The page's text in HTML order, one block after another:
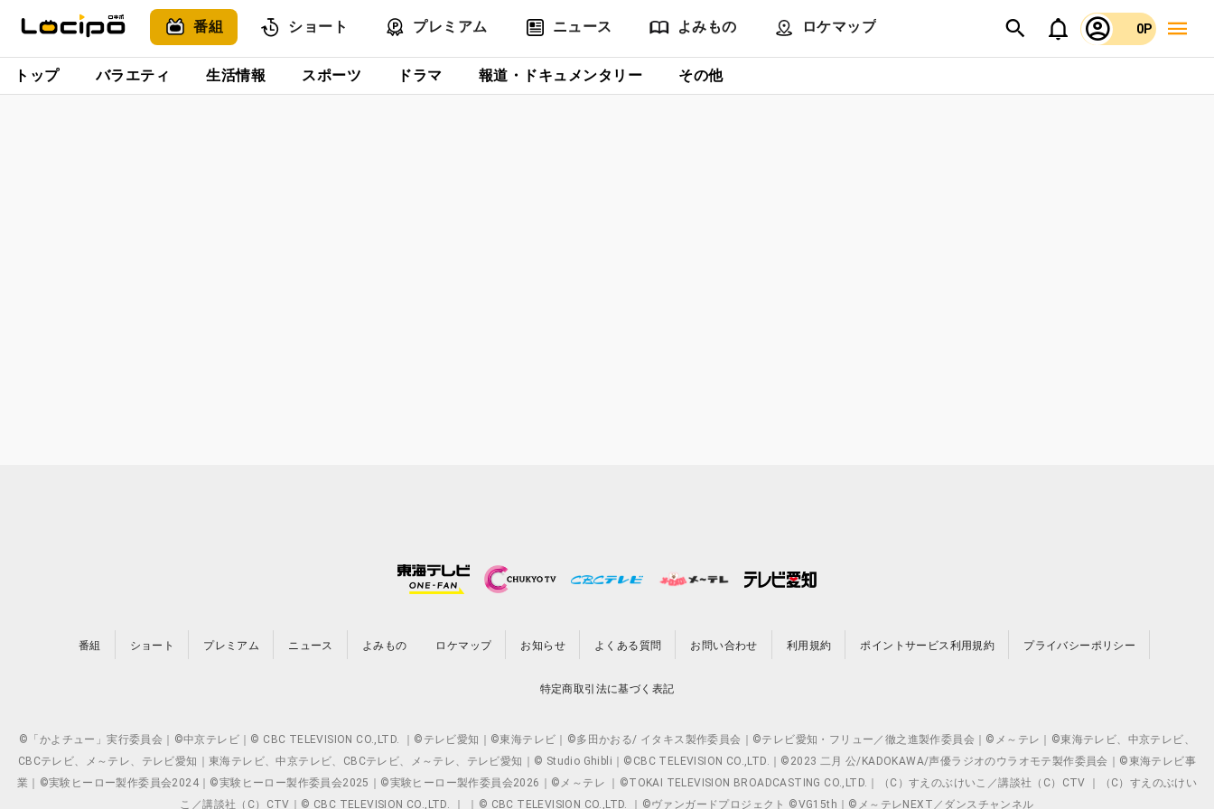
番組 ショート プレミアム ニュース よみもの ロケマップ 0P
トップ バラエティ 生活情報 スポーツ ドラマ 報道・ドキュメンタリー その他
番組 ショート プレミアム ニュース よみもの ロケマップ お知らせ よくある質問 お問い合わせ 利用規約 ポイントサービス利用規約 プライバシーポリシー
特定商取引法に基づく表記
©「かよチュー」実行委員会｜©中京テレビ｜© CBC TELEVISION CO.,LTD. ｜©テレビ愛知｜©東海テレビ｜©多田かおる/ イタキス製作委員会｜©テレビ愛知・フリュー／徹之進製作委員会｜©メ～テレ｜©東海テレビ、中京テレビ、
CBCテレビ、メ～テレ、テレビ愛知｜東海テレビ、中京テレビ、CBCテレビ、メ～テレ、テレビ愛知｜© Studio Ghibli｜©CBC TELEVISION CO.,LTD.｜©2023 二月 公/KADOKAWA/声優ラジオのウラオモテ製作委員会｜©東海テレビ事
業｜©実験ヒーロー製作委員会2024｜©実験ヒーロー製作委員会2025｜©実験ヒーロー製作委員会2026｜©メ～テレ ｜©TOKAI TELEVISION BROADCASTING CO.,LTD.｜（C）すえのぶけいこ／講談社（C）CTV ｜（C）すえのぶけい
こ／講談社（C）CTV｜© CBC TELEVISION CO.,LTD. ｜ ｜© CBC TELEVISION CO.,LTD. ｜©ヴァンガードプロジェクト ©VG15th｜©メ～テレNEXT／ダンスチャンネル